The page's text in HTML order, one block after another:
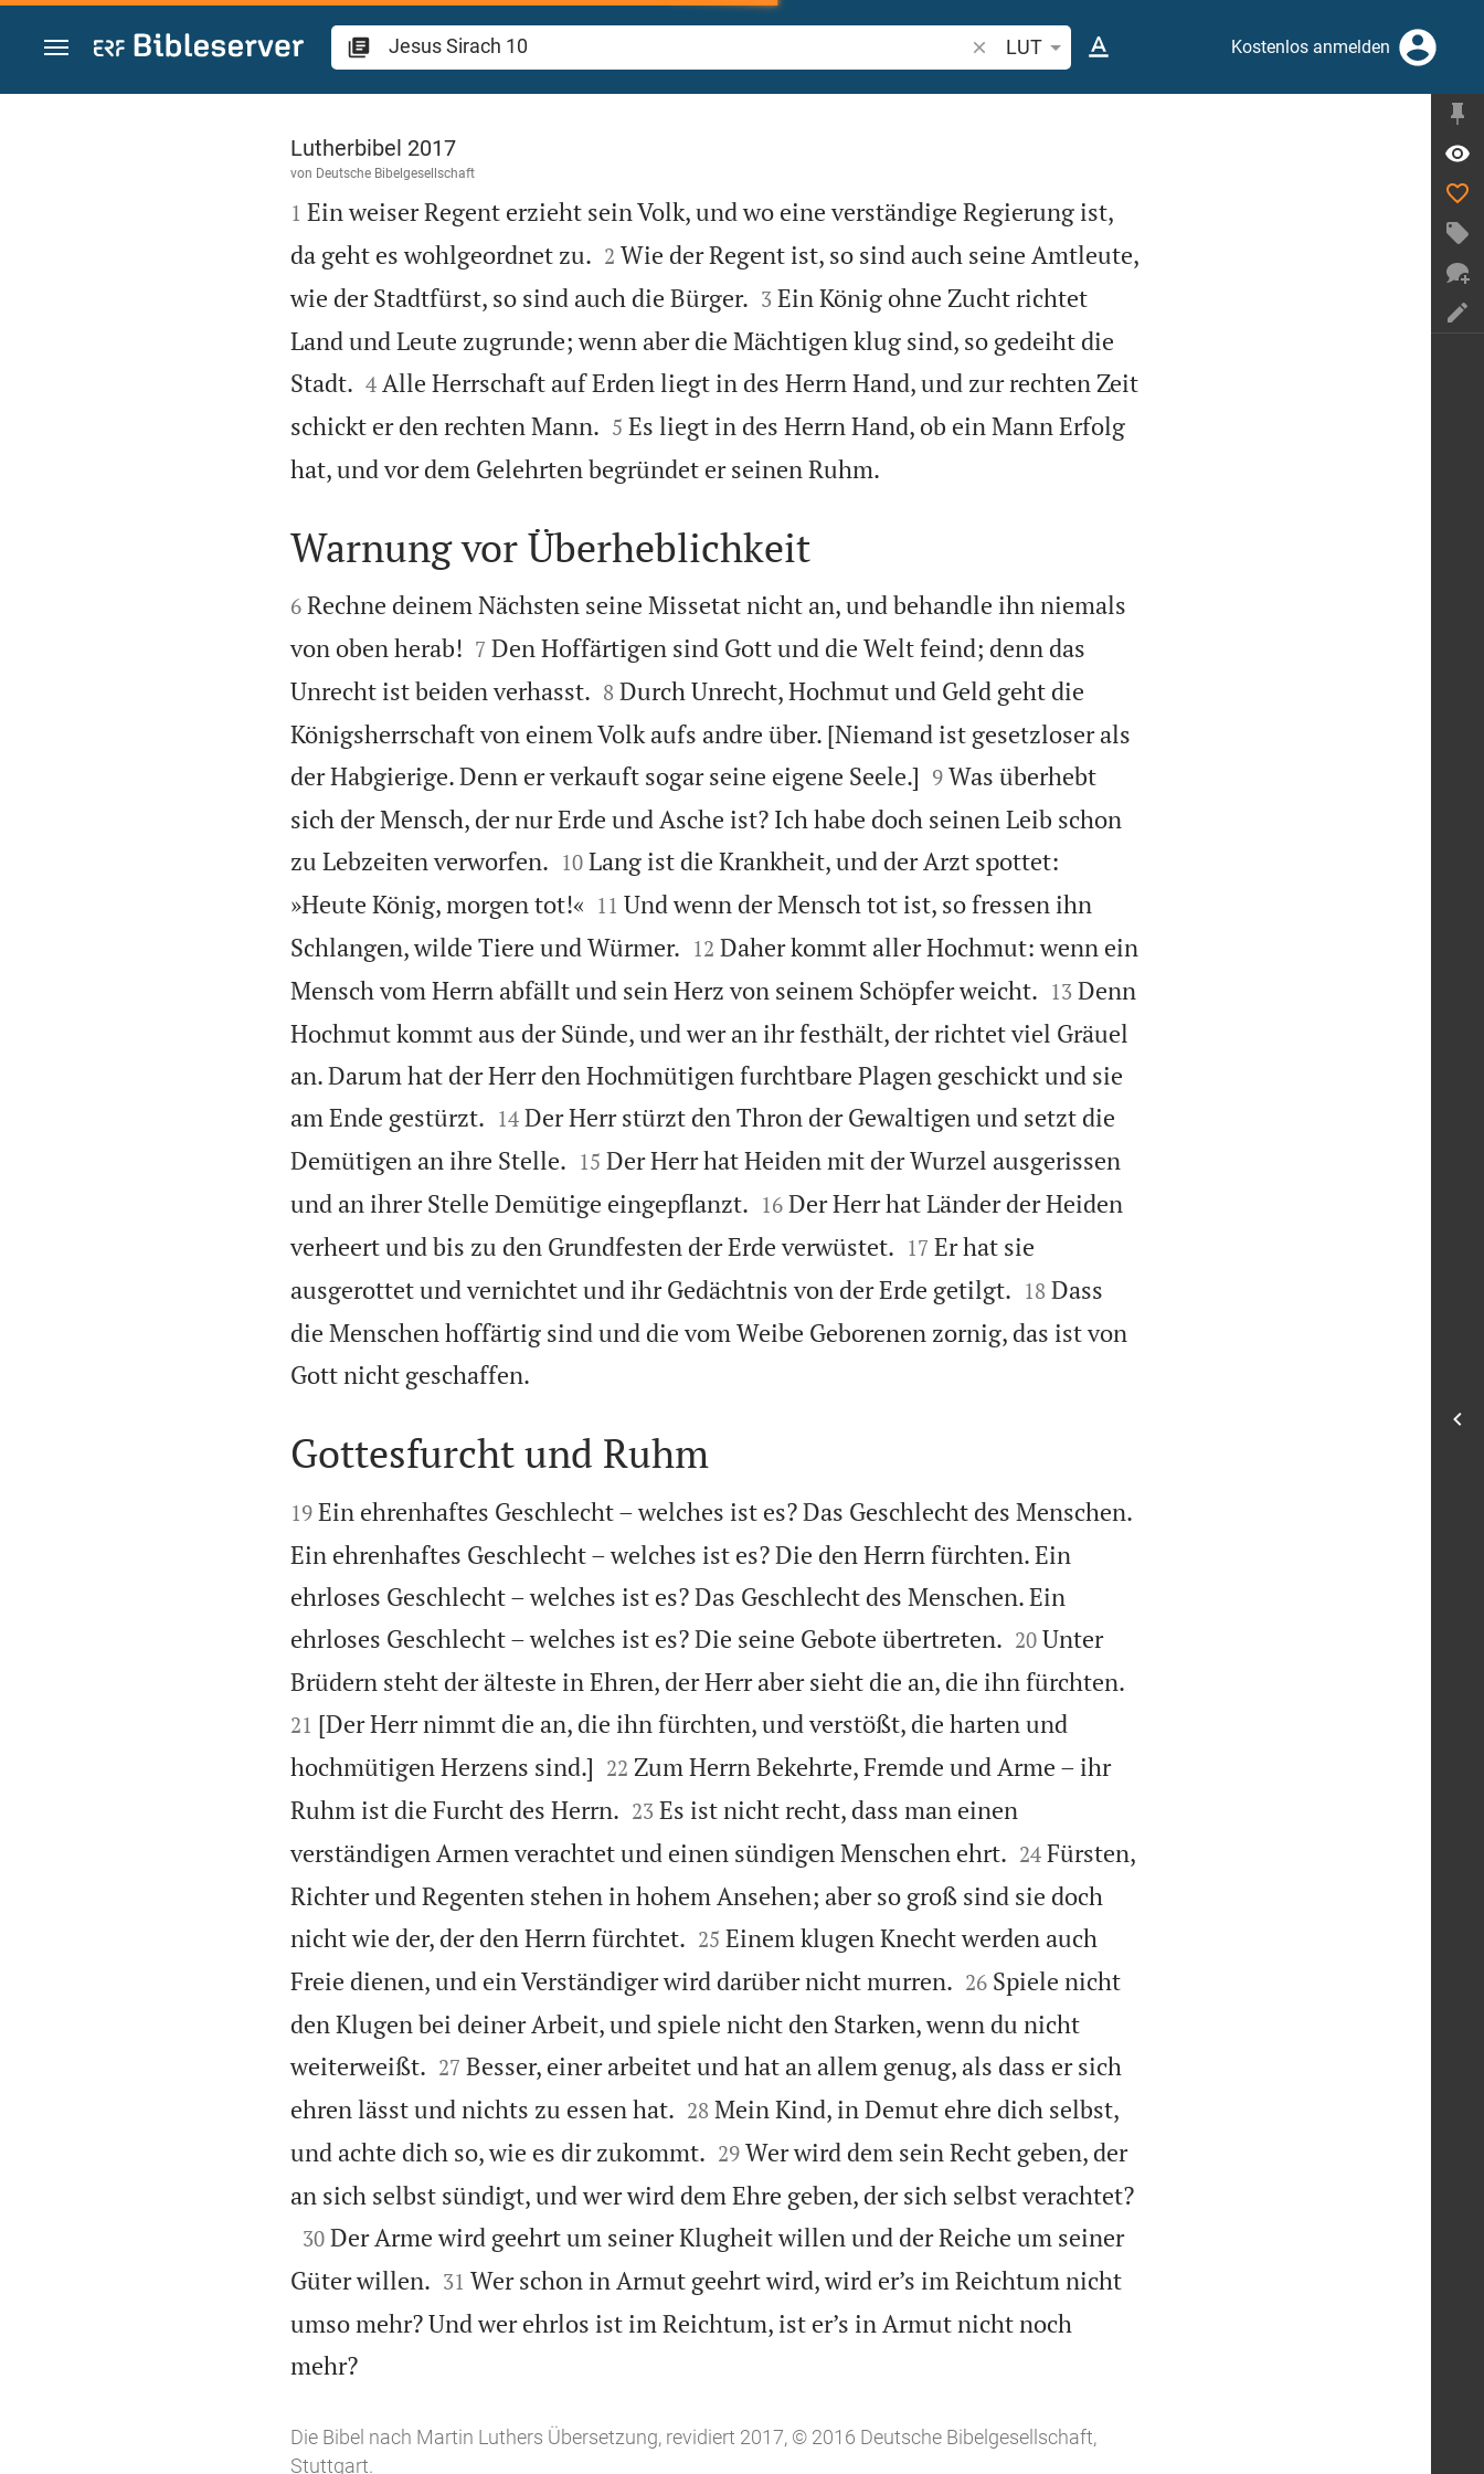
Zum Inhalt springen
Bibelstelle oder Begriff suchen
LUT Kostenlos anmelden
Jesus Sirach 10
Lutherbibel 2017
von Deutsche Bibelgesellschaft

1 Ein weiser Regent erzieht sein Volk, und wo eine verständige Regierung ist,
da geht es wohlgeordnet zu.
2 Wie der Regent ist, so sind auch seine Amtleute,
wie der Stadtfürst, so sind auch die Bürger.
3 Ein König ohne Zucht richtet
Land und Leute zugrunde; wenn aber die Mächtigen klug sind, so gedeiht die
Stadt.
4 Alle Herrschaft auf Erden liegt in des Herrn Hand, und zur rechten Zeit
schickt er den rechten Mann.
5 Es liegt in des Herrn Hand, ob ein Mann Erfolg
hat, und vor dem Gelehrten begründet er seinen Ruhm.

Warnung vor Überheblichkeit

6 Rechne deinem Nächsten seine Missetat nicht an, und behandle ihn niemals
von oben herab!
7 Den Hoffärtigen sind Gott und die Welt feind; denn das
Unrecht ist beiden verhasst.
8 Durch Unrecht, Hochmut und Geld geht die
Königsherrschaft von einem Volk aufs andre über. [Niemand ist gesetzloser als
der Habgierige. Denn er verkauft sogar seine eigene Seele.] 

9 Was überhebt
sich der Mensch, der nur Erde und Asche ist? Ich habe doch seinen Leib schon
zu Lebzeiten verworfen.
10 Lang ist die Krankheit, und der Arzt spottet:
»Heute König, morgen tot!«
11 Und wenn der Mensch tot ist, so fressen ihn
Schlangen, wilde Tiere und Würmer.
12 Daher kommt aller Hochmut: wenn ein
Mensch vom Herrn abfällt und sein Herz von seinem Schöpfer weicht.
13 Denn
Hochmut kommt aus der Sünde, und wer an ihr festhält, der richtet viel Gräuel
an. Darum hat der Herr den Hochmütigen furchtbare Plagen geschickt und sie
am Ende gestürzt.
14 Der Herr stürzt den Thron der Gewaltigen und setzt die
Demütigen an ihre Stelle.
15 Der Herr hat Heiden mit der Wurzel ausgerissen
und an ihrer Stelle Demütige eingepflanzt.
16 Der Herr hat Länder der Heiden
verheert und bis zu den Grundfesten der Erde verwüstet.
17 Er hat sie
ausgerottet und vernichtet und ihr Gedächtnis von der Erde getilgt.
18 Dass
die Menschen hoffärtig sind und die vom Weibe Geborenen zornig, das ist von
Gott nicht geschaffen.

Gottesfurcht und Ruhm

19 Ein ehrenhaftes Geschlecht – welches ist es? Das Geschlecht des Menschen.
Ein ehrenhaftes Geschlecht – welches ist es? Die den Herrn fürchten. Ein
ehrloses Geschlecht – welches ist es? Das Geschlecht des Menschen. Ein
ehrloses Geschlecht – welches ist es? Die seine Gebote übertreten.
20 Unter
Brüdern steht der älteste in Ehren, der Herr aber sieht die an, die ihn fürchten.
21 [Der Herr nimmt die an, die ihn fürchten, und verstößt, die harten und
hochmütigen Herzens sind.] 

22 Zum Herrn Bekehrte, Fremde und Arme – ihr
Ruhm ist die Furcht des Herrn.
23 Es ist nicht recht, dass man einen
verständigen Armen verachtet und einen sündigen Menschen ehrt.
24 Fürsten,
Richter und Regenten stehen in hohem Ansehen; aber so groß sind sie doch
nicht wie der, der den Herrn fürchtet.
25 Einem klugen Knecht werden auch
Freie dienen, und ein Verständiger wird darüber nicht murren.
26 Spiele nicht
den Klugen bei deiner Arbeit, und spiele nicht den Starken, wenn du nicht
weiterweißt.
27 Besser, einer arbeitet und hat an allem genug, als dass er sich
ehren lässt und nichts zu essen hat.
28 Mein Kind, in Demut ehre dich selbst,
und achte dich so, wie es dir zukommt.
29 Wer wird dem sein Recht geben, der
an sich selbst sündigt, und wer wird dem Ehre geben, der sich selbst verachtet?

30 Der Arme wird geehrt um seiner Klugheit willen und der Reiche um seiner
Güter willen.
31 Wer schon in Armut geehrt wird, wird er’s im Reichtum nicht
umso mehr? Und wer ehrlos ist im Reichtum, ist er’s in Armut nicht noch
mehr?
Die Bibel nach Martin Luthers Übersetzung, revidiert 2017, © 2016 Deutsche Bibelgesellschaft,
Stuttgart.